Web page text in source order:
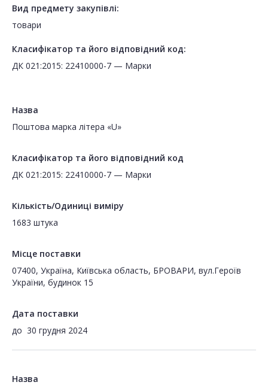
Вид предмету закупівлі:
товари
Класифікатор та його відповідний код:
ДК 021:2015: 22410000-7 — Марки
Назва
Поштова марка літера «U»
Класифікатор та його відповідний код
ДК 021:2015: 22410000-7 — Марки
Кількість/Одиниці виміру
1683 штука
Місце поставки
07400, Україна, Київська область, БРОВАРИ, вул.Героїв
України, будинок 15
Дата поставки
до 30 грудня 2024
Назва